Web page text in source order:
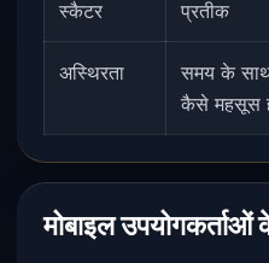
स्कैटर
प्रतीक
अस्थिरता
समय के साथ
कैसे महसूस
मोबाइल